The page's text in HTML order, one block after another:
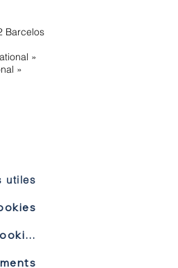
Barcelos
»
»
utiles
Politique de confidentialité et de cookies